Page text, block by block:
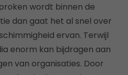
wordt binnen de
dan gaat het al snel over
ervan. Terwijl
enorm kan bijdragen aan
van organisaties. Door